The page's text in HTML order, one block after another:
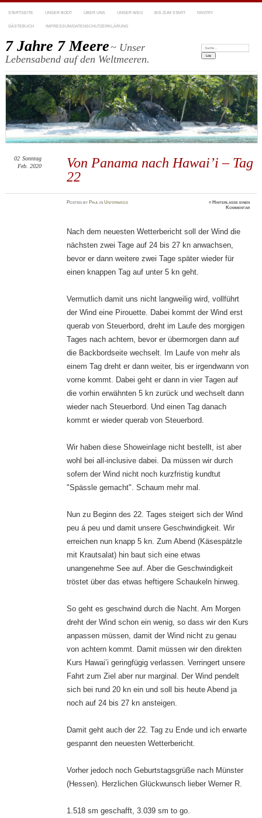
STARTSEITE UNSER BOOT ÜBER UNS UNSER WEG BIS ZUM START PANTRY
GÄSTEBUCH IMPRESSUM/DATENSCHUTZERKLÄRUNG
7 Jahre 7 Meere~ Unser
Lebensabend auf den Weltmeeren.
Suchen:
Von Panama nach Hawai’i – Tag
22
02 Sonntag
Feb. 2020
Postedby Paul inUnterwegs ≈ Hinterlasse einen
Kommentar
Nach dem neuesten Wetterbericht soll der Wind die
nächsten zwei Tage auf 24 bis 27 kn anwachsen,
bevor er dann weitere zwei Tage später wieder für
einen knappen Tag auf unter 5 kn geht.
Vermutlich damit uns nicht langweilig wird, vollführt
der Wind eine Pirouette. Dabei kommt der Wind erst
querab von Steuerbord, dreht im Laufe des morgigen
Tages nach achtern, bevor er übermorgen dann auf
die Backbordseite wechselt. Im Laufe von mehr als
einem Tag dreht er dann weiter, bis er irgendwann von
vorne kommt. Dabei geht er dann in vier Tagen auf
die vorhin erwähnten 5 kn zurück und wechselt dann
wieder nach Steuerbord. Und einen Tag danach
kommt er wieder querab von Steuerbord.
Wir haben diese Showeinlage nicht bestellt, ist aber
wohl bei all-inclusive dabei. Da müssen wir durch
sofern der Wind nicht noch kurzfristig kundtut
"Spässle gemacht". Schaum mehr mal.
Nun zu Beginn des 22. Tages steigert sich der Wind
peu á peu und damit unsere Geschwindigkeit. Wir
erreichen nun knapp 5 kn. Zum Abend (Käsespätzle
mit Krautsalat) hin baut sich eine etwas
unangenehme See auf. Aber die Geschwindigkeit
tröstet über das etwas heftigere Schaukeln hinweg.
So geht es geschwind durch die Nacht. Am Morgen
dreht der Wind schon ein wenig, so dass wir den Kurs
anpassen müssen, damit der Wind nicht zu genau
von achtern kommt. Damit müssen wir den direkten
Kurs Hawai’i geringfügig verlassen. Verringert unsere
Fahrt zum Ziel aber nur marginal. Der Wind pendelt
sich bei rund 20 kn ein und soll bis heute Abend ja
noch auf 24 bis 27 kn ansteigen.
Damit geht auch der 22. Tag zu Ende und ich erwarte
gespannt den neuesten Wetterbericht.
Vorher jedoch noch Geburtstagsgrüße nach Münster
(Hessen). Herzlichen Glückwunsch lieber Werner R.
1.518 sm geschafft, 3.039 sm to go.